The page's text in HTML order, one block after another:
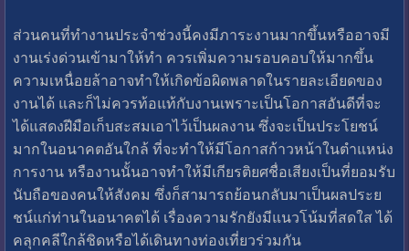
ส่วนคนที่ทำงานประจำช่วงนี้คงมีภาระงานมากขึ้นหรืออาจมี
งานเร่งด่วนเข้ามาให้ทำ ควรเพิ่มความรอบคอบให้มากขึ้น
ความเหนื่อยล้าอาจทำให้เกิดข้อผิดพลาดในรายละเอียดของ
งานได้ และก็ไม่ควรท้อแท้กับงานเพราะเป็นโอกาสอันดีที่จะ
ได้แสดงฝีมือเก็บสะสมเอาไว้เป็นผลงาน ซึ่งจะเป็นประโยชน์
มากในอนาคตอันใกล้ ที่จะทำให้มีโอกาสก้าวหน้าในตำแหน่ง
การงาน หรืองานนั้นอาจทำให้มีเกียรติยศชื่อเสียงเป็นที่ยอมรับ
นับถือของคนให้สังคม ซึ่งก็สามารถย้อนกลับมาเป็นผลประย
ชน์แก่ท่านในอนาคตได้ เรื่องความรักยังมีแนวโน้มที่สดใส ได้
คลุกคลีใกล้ชิดหรือได้เดินทางท่องเที่ยวร่วมกัน